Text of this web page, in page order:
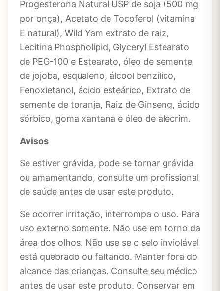
Progesterona Natural USP de soja (500 mg
por onça), Acetato de Tocoferol (vitamina
E natural), Wild Yam extrato de raiz,
Lecitina Phospholipid, Glyceryl Estearato
de PEG-100 e Estearato, óleo de semente
de jojoba, esqualeno, álcool benzílico,
Fenoxietanol, ácido esteárico, Extrato de
semente de toranja, Raiz de Ginseng, ácido
sórbico, goma xantana e óleo de alecrim.
Avisos
Se estiver grávida, pode se tornar grávida
ou amamentando, consulte um profissional
de saúde antes de usar este produto.
Se ocorrer irritação, interrompa o uso. Para
uso externo somente. Não use em torno da
área dos olhos. Não use se o selo inviolável
está quebrado ou faltando. Manter fora do
alcance das crianças. Consulte seu médico
antes de usar este produto. Conservar em